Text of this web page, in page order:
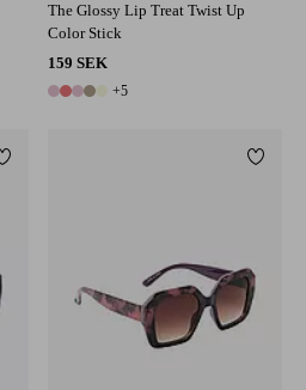
The Glossy Lip Treat Twist Up
Color Stick
159 SEK
10 färger
+5
Lägg till i favoriter Lägg